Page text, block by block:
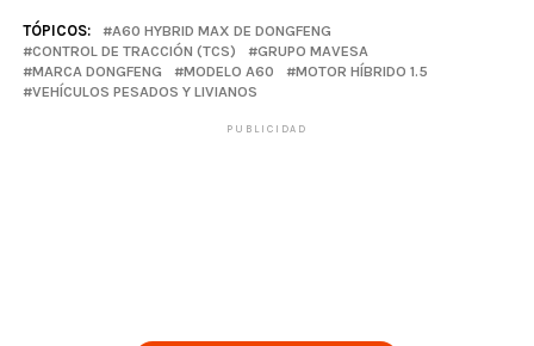
TÓPICOS:
A60 HYBRID MAX DE DONGFENG
CONTROL DE TRACCIÓN (TCS)
GRUPO MAVESA
MARCA DONGFENG
MODELO A60
MOTOR HÍBRIDO 1.5
VEHÍCULOS PESADOS Y LIVIANOS
PUBLICIDAD